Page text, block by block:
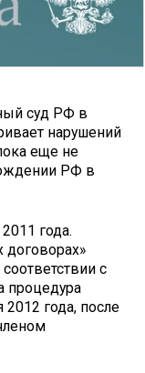
суд РФ в
нарушений
еще не
РФ в
года.
договорах»
с
процедура
года, после